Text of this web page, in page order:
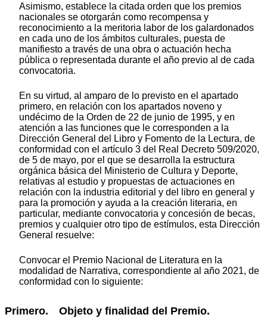
Asimismo, establece la citada orden que los premios
nacionales se otorgarán como recompensa y
reconocimiento a la meritoria labor de los galardonados
en cada uno de los ámbitos culturales, puesta de
manifiesto a través de una obra o actuación hecha
pública o representada durante el año previo al de cada
convocatoria.
En su virtud, al amparo de lo previsto en el apartado
primero, en relación con los apartados noveno y
undécimo de la Orden de 22 de junio de 1995, y en
atención a las funciones que le corresponden a la
Dirección General del Libro y Fomento de la Lectura, de
conformidad con el artículo 3 del Real Decreto 509/2020,
de 5 de mayo, por el que se desarrolla la estructura
orgánica básica del Ministerio de Cultura y Deporte,
relativas al estudio y propuestas de actuaciones en
relación con la industria editorial y del libro en general y
para la promoción y ayuda a la creación literaria, en
particular, mediante convocatoria y concesión de becas,
premios y cualquier otro tipo de estímulos, esta Dirección
General resuelve:
Convocar el Premio Nacional de Literatura en la
modalidad de Narrativa, correspondiente al año 2021, de
conformidad con lo siguiente:
Primero. Objeto y finalidad del Premio.